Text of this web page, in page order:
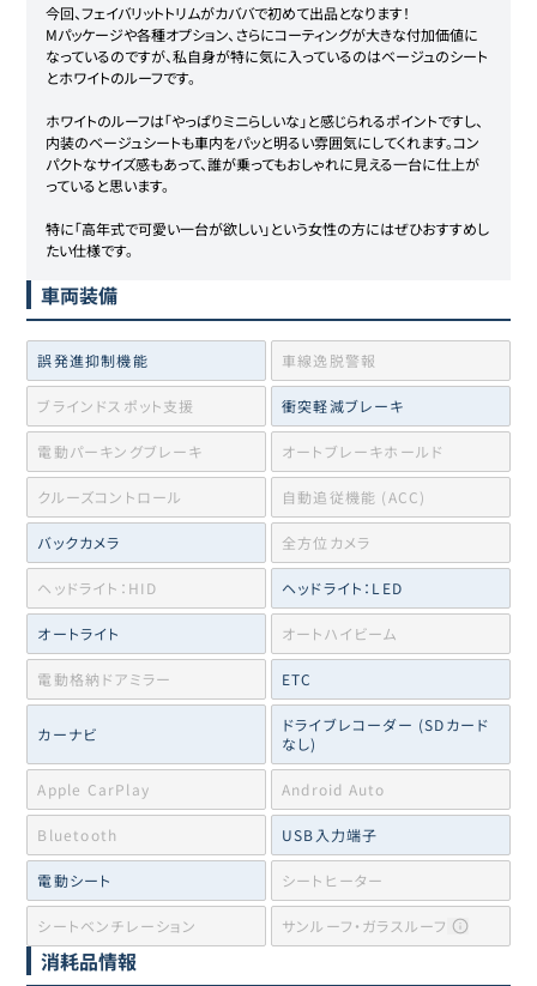
今回、フェイバリットトリムがカババで初めて出品となります！
Mパッケージや各種オプション、さらにコーティングが大きな付加価値に
なっているのですが、私自身が特に気に入っているのはベージュのシート
とホワイトのルーフです。
ホワイトのルーフは「やっぱりミニらしいな」と感じられるポイントですし、
内装のベージュシートも車内をパッと明るい雰囲気にしてくれます。コン
パクトなサイズ感もあって、誰が乗ってもおしゃれに見える一台に仕上が
っていると思います。
特に「高年式で可愛い一台が欲しい」という女性の方にはぜひおすすめし
たい仕様です。
車両装備
誤発進抑制機能 車線逸脱警報
ブラインドスポット支援 衝突軽減ブレーキ
電動パーキングブレーキ オートブレーキホールド
クルーズコントロール 自動追従機能 (ACC)
バックカメラ 全方位カメラ
ヘッドライト：HID ヘッドライト：LED
オートライト オートハイビーム
電動格納ドアミラー ETC
カーナビ
ドライブレコーダー (SDカード
なし)
Apple CarPlay Android Auto
Bluetooth USB入力端子
電動シート シートヒーター
シートベンチレーション サンルーフ・ガラスルーフ
消耗品情報